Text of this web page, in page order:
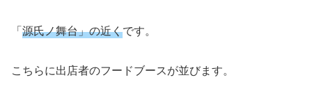
「源氏ノ舞台」の近くです。
こちらに出店者のフードブースが並びます。